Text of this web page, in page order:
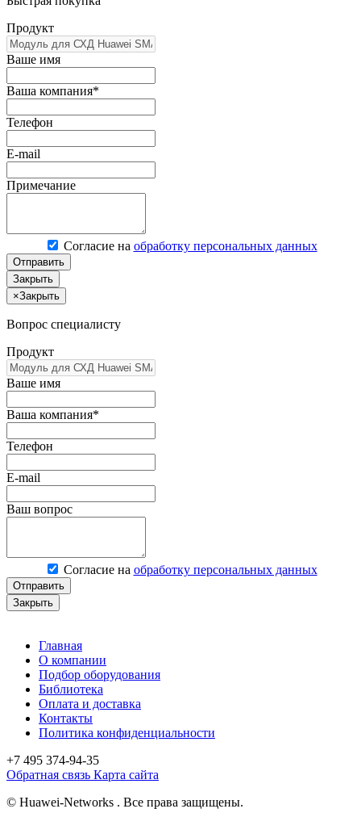
Продукт
Ваше имя
Ваша компания*
Телефон
E-mail
Примечание
Согласие на обработку персональных данных
Отправить
Закрыть
×Закрыть
Вопрос специалисту
Продукт
Ваше имя
Ваша компания*
Телефон
E-mail
Ваш вопрос
Согласие на обработку персональных данных
Отправить
Закрыть
Главная
О компании
Подбор оборудования
Библиотека
Оплата и доставка
Контакты
Политика конфиденциальности
+7 495 374-94-35
Обратная связь Карта сайта
© Huawei-Networks . Все права защищены.